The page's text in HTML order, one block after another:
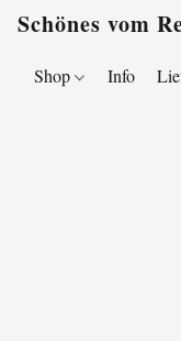
Schönes vom
Shop Info